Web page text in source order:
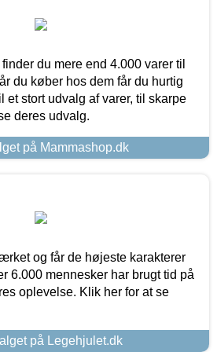
du mere end 4.000 varer til
du køber hos dem får du hurtig
et stort udvalg af varer, til skarpe
deres udvalg.
på Mammashop.dk
og får de højeste karakterer
6.000 mennesker har brugt tid på
oplevelse. Klik her for at se
på Legehjulet.dk